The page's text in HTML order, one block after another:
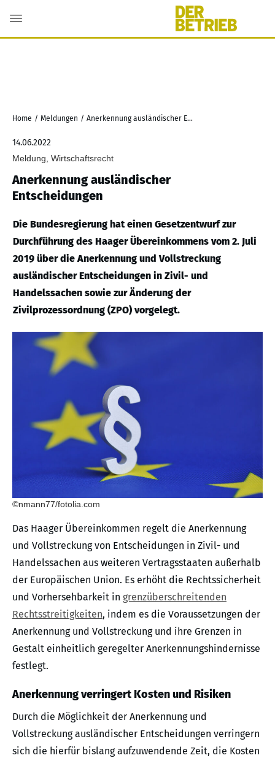
Home / Meldungen / Anerkennung ausländischer Entscheidungen
14.06.2022
Meldung, Wirtschaftsrecht
Anerkennung ausländischer
Entscheidungen
Die Bundesregierung hat einen Gesetzentwurf zur
Durchführung des Haager Übereinkommens vom 2. Juli
2019 über die Anerkennung und Vollstreckung
ausländischer Entscheidungen in Zivil- und
Handelssachen sowie zur Änderung der
Zivilprozessordnung (ZPO) vorgelegt.
©nmann77/fotolia.com
Das Haager Übereinkommen regelt die Anerkennung
und Vollstreckung von Entscheidungen in Zivil- und
Handelssachen aus weiteren Vertragsstaaten außerhalb
der Europäischen Union. Es erhöht die Rechtssicherheit
und Vorhersehbarkeit in grenzüberschreitenden
Rechtsstreitigkeiten, indem es die Voraussetzungen der
Anerkennung und Vollstreckung und ihre Grenzen in
Gestalt einheitlich geregelter Anerkennungshindernisse
festlegt.
Anerkennung verringert Kosten und Risiken
Durch die Möglichkeit der Anerkennung und
Vollstreckung ausländischer Entscheidungen verringern
sich die hierfür bislang aufzuwendende Zeit, die Kosten